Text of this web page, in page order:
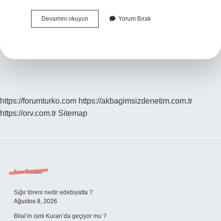
Devamını okuyun Muvazaalı
Evlilik
Yorum Bırak
https://forumturko.com https://akbagimsizdenetim.com.tr
https://orv.com.tr Sitemap
Sidebar
Son Yazılar
Sığır töreni nedir edebiyatta ?
Ağustos 8, 2026
Bilal’in ismi Kuran’da geçiyor mu ?